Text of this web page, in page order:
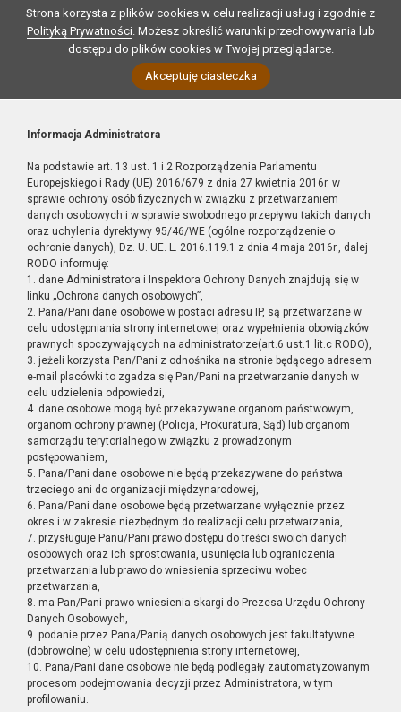
Strona korzysta z plików cookies w celu realizacji usług i zgodnie z
Polityką Prywatności. Możesz określić warunki przechowywania lub
dostępu do plików cookies w Twojej przeglądarce.
Akceptuję ciasteczka
Informacja Administratora
Na podstawie art. 13 ust. 1 i 2 Rozporządzenia Parlamentu
Europejskiego i Rady (UE) 2016/679 z dnia 27 kwietnia 2016r. w
sprawie ochrony osób fizycznych w związku z przetwarzaniem
danych osobowych i w sprawie swobodnego przepływu takich danych
oraz uchylenia dyrektywy 95/46/WE (ogólne rozporządzenie o
ochronie danych), Dz. U. UE. L. 2016.119.1 z dnia 4 maja 2016r., dalej
RODO informuję:
1. dane Administratora i Inspektora Ochrony Danych znajdują się w
linku „Ochrona danych osobowych”,
2. Pana/Pani dane osobowe w postaci adresu IP, są przetwarzane w
celu udostępniania strony internetowej oraz wypełnienia obowiązków
prawnych spoczywających na administratorze(art.6 ust.1 lit.c RODO),
3. jeżeli korzysta Pan/Pani z odnośnika na stronie będącego adresem
e-mail placówki to zgadza się Pan/Pani na przetwarzanie danych w
celu udzielenia odpowiedzi,
4. dane osobowe mogą być przekazywane organom państwowym,
organom ochrony prawnej (Policja, Prokuratura, Sąd) lub organom
samorządu terytorialnego w związku z prowadzonym
postępowaniem,
5. Pana/Pani dane osobowe nie będą przekazywane do państwa
trzeciego ani do organizacji międzynarodowej,
6. Pana/Pani dane osobowe będą przetwarzane wyłącznie przez
okres i w zakresie niezbędnym do realizacji celu przetwarzania,
7. przysługuje Panu/Pani prawo dostępu do treści swoich danych
osobowych oraz ich sprostowania, usunięcia lub ograniczenia
przetwarzania lub prawo do wniesienia sprzeciwu wobec
przetwarzania,
8. ma Pan/Pani prawo wniesienia skargi do Prezesa Urzędu Ochrony
Danych Osobowych,
9. podanie przez Pana/Panią danych osobowych jest fakultatywne
(dobrowolne) w celu udostępnienia strony internetowej,
10. Pana/Pani dane osobowe nie będą podlegały zautomatyzowanym
procesom podejmowania decyzji przez Administratora, w tym
profilowaniu.